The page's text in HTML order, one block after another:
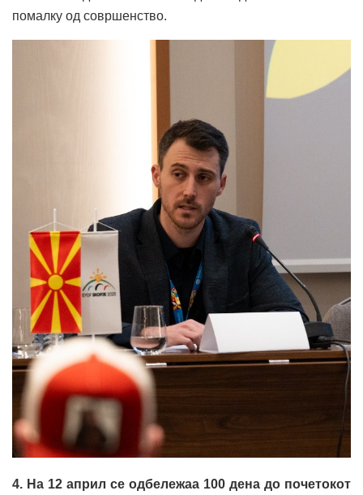
помалку од совршенство.
4. На 12 април се одбележаа 100 дена до почетокот